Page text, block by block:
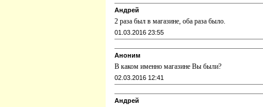
Андрей
2 раза был в магазине, оба раза было.
01.03.2016 23:55
Аноним
В каком именно магазине Вы были?
02.03.2016 12:41
Андрей